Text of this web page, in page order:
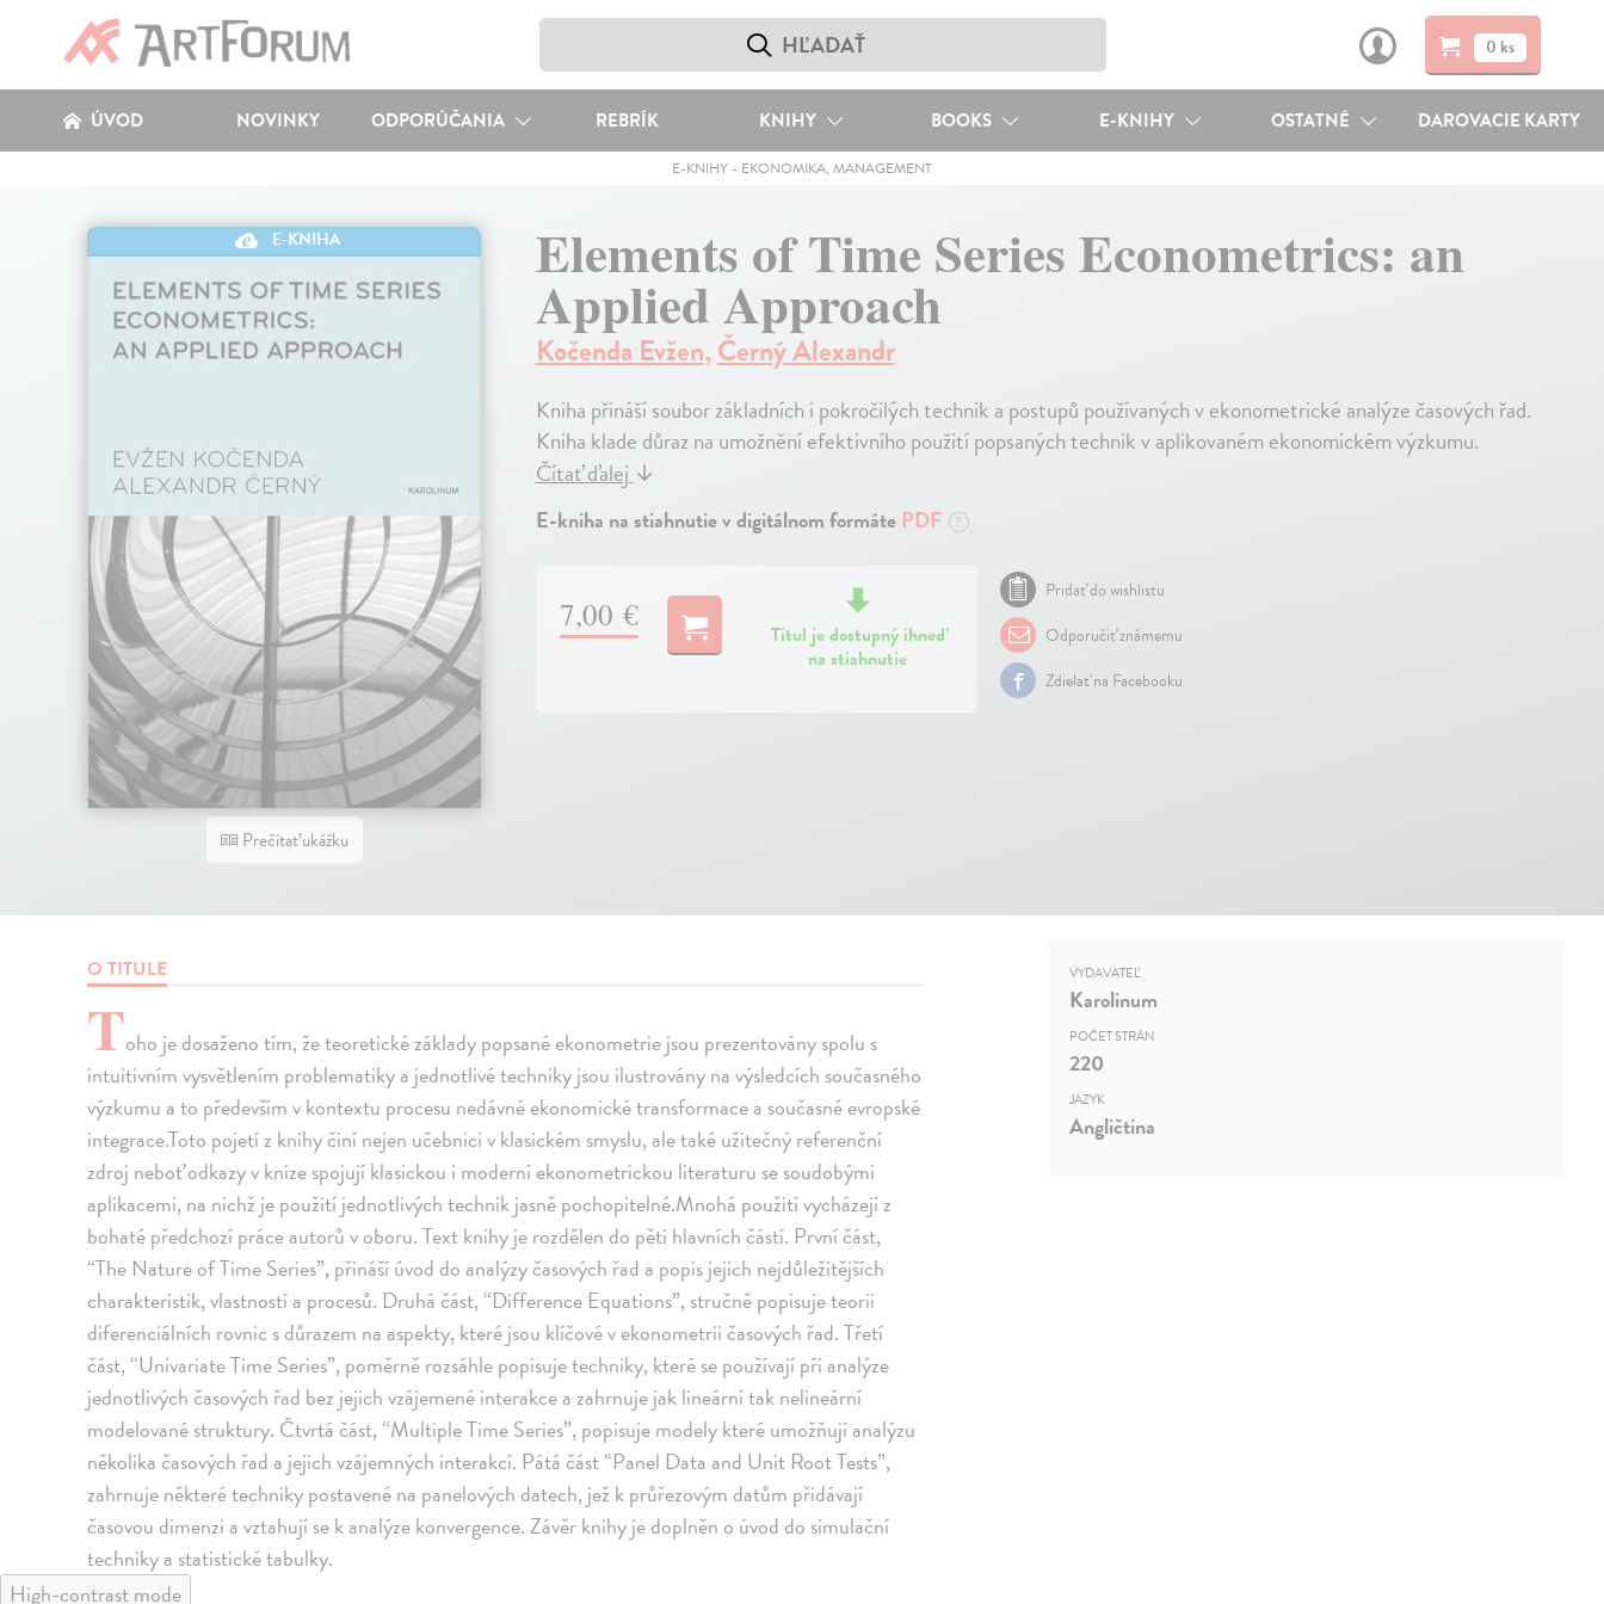
0 ks
ÚVOD NOVINKY ODPORÚČANIA REBRÍK KNIHY BOOKS E-KNIHY OSTATNÉ DAROVACIE KARTY
E-KNIHY- EKONOMIKA, MANAGEMENT
E-KNIHA
Prečítať ukážku
Elements of Time Series Econometrics: an
Applied Approach
Kočenda Evžen,Černý Alexandr
Kniha přináší soubor základních i pokročilých technik a postupů používaných v ekonometrické analýze časových řad.
Kniha klade důraz na umožnění efektivního použití popsaných technik v aplikovaném ekonomickém výzkumu.
Čítať ďalej↓
E-kniha na stiahnutie v digitálnom formátePDF ?
7,00 €
Titul je dostupný ihneď
na stiahnutie
Pridať do wishlistu
Odporučiť známemu
Zdielať na Facebooku
O TITULE
Toho je dosaženo tím, že teoretické základy popsané ekonometrie jsou prezentovány spolu s
intuitivním vysvětlením problematiky a jednotlivé techniky jsou ilustrovány na výsledcích současného
výzkumu a to především v kontextu procesu nedávné ekonomické transformace a současné evropské
integrace.Toto pojetí z knihy činí nejen učebnici v klasickém smyslu, ale také užitečný referenční
zdroj neboť odkazy v knize spojují klasickou i moderní ekonometrickou literaturu se soudobými
aplikacemi, na nichž je použití jednotlivých technik jasně pochopitelné.Mnohá použití vycházejí z
bohaté předchozí práce autorů v oboru. Text knihy je rozdělen do pěti hlavních částí. První část,
“The Nature of Time Series”, přináší úvod do analýzy časových řad a popis jejich nejdůležitějších
charakteristik, vlastností a procesů. Druhá část, “Difference Equations”, stručně popisuje teorii
diferenciálních rovnic s důrazem na aspekty, které jsou klíčové v ekonometrii časových řad. Třetí
část, “Univariate Time Series”, poměrně rozsáhle popisuje techniky, které se používají při analýze
jednotlivých časových řad bez jejich vzájemené interakce a zahrnuje jak lineární tak nelineární
modelované struktury. Čtvrtá část, “Multiple Time Series”, popisuje modely které umožňují analýzu
několika časových řad a jejich vzájemných interakcí. Pátá část “Panel Data and Unit Root Tests”,
zahrnuje některé techniky postavené na panelových datech, jež k průřezovým datům přidávají
časovou dimenzi a vztahují se k analýze konvergence. Závěr knihy je doplněn o úvod do simulační
techniky a statistické tabulky.
VYDAVATEĽ
Karolinum
POČET STRÁN
220
JAZYK
Angličtina
High-contrast mode